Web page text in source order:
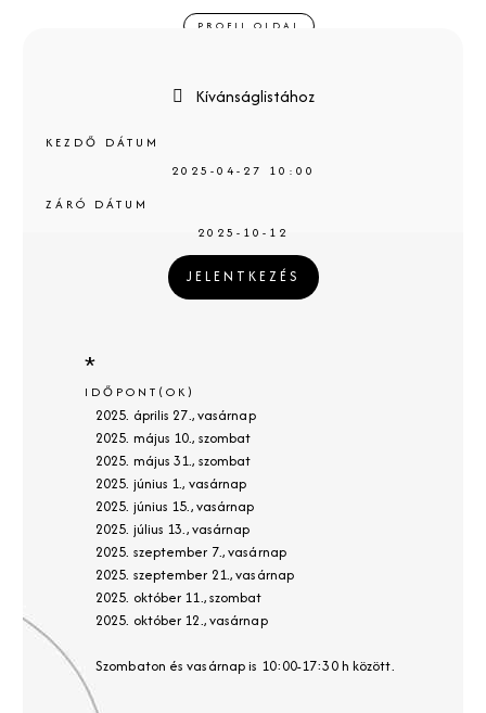
PROFIL OLDAL
Kívánságlistához
KEZDŐ DÁTUM
2025-04-27 10:00
ZÁRÓ DÁTUM
2025-10-12
JELENTKEZÉS
*
IDŐPONT(OK)
2025. április 27., vasárnap
2025. május 10., szombat
2025. május 31., szombat
2025. június 1., vasárnap
2025. június 15., vasárnap
2025. július 13., vasárnap
2025. szeptember 7., vasárnap
2025. szeptember 21., vasárnap
2025. október 11., szombat
2025. október 12., vasárnap
Szombaton és vasárnap is 10:00-17:30 h között.